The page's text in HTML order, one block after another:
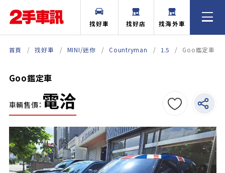
找好車 找好店 找海外車
首頁 找好車 MINI/迷你 Countryman 1.5 Goo鑑定車
Goo鑑定車
車輛售價： 電洽